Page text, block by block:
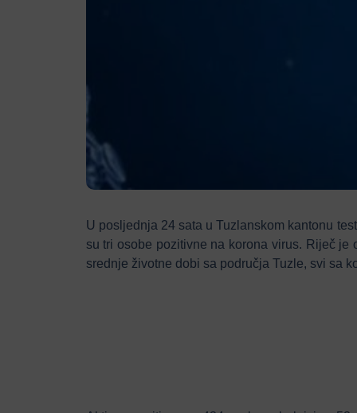
U posljednja 24 sata u Tuzlanskom kantonu
su tri osobe pozitivne na korona virus. Riječ
srednje životne dobi sa područja Tuzle, svi sa